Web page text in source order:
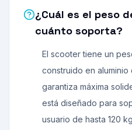
¿Cuál es el peso
cuánto soporta?
El scooter tiene un
construido en
garantiza máxima
está diseñado para
usuario de hasta 120